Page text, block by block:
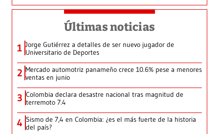
Últimas noticias
1 Jorge Gutiérrez a detalles de ser nuevo jugador de
Universitario de Deportes
2 Mercado automotriz panameño crece 10.6% pese a menores
ventas en junio
3 Colombia declara desastre nacional tras magnitud de
terremoto 7.4
4 Sismo de 7,4 en Colombia: ¿es el más fuerte de la historia
del país?